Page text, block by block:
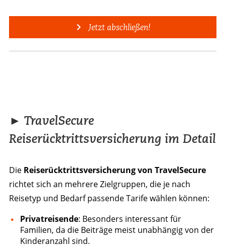
Jetzt abschließen!
► TravelSecure
Reiserücktrittsversicherung im Detail
Die Reiserücktrittsversicherung von TravelSecure
richtet sich an mehrere Zielgruppen, die je nach
Reisetyp und Bedarf passende Tarife wählen können:
Privatreisende: Besonders interessant für
Familien, da die Beiträge meist unabhängig von der
Kinderanzahl sind.